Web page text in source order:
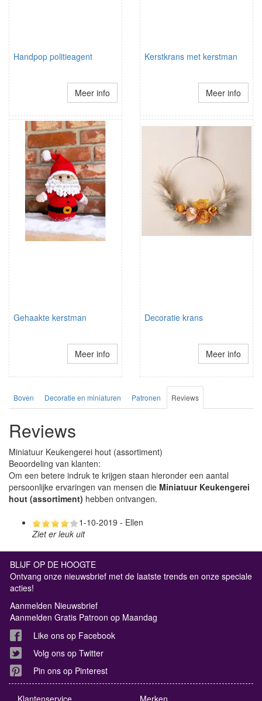
Handpop politieagent
Meer info
Kerstkrans met kerstman
Meer info
Gehaakte kerstman
Meer info
Decoratie krans
Meer info
Boven Decoratie en miniaturen Patronen Reviews
Reviews
Miniatuur Keukengerei hout (assortiment)
Beoordeling van klanten:
Om een betere indruk te krijgen staan hieronder een aantal
persoonlijke ervaringen van mensen die Miniatuur Keukengerei
hout (assortiment) hebben ontvangen.
1-10-2019 - Ellen
Ziet er leuk uit
BLIJF OP DE HOOGTE
Ontvang onze nieuwsbrief met de laatste trends en onze speciale
acties!
Aanmelden Nieuwsbrief
Aanmelden Gratis Patroon op Maandag
Like ons op Facebook
Volg ons op Twitter
Pin ons op Pinterest
Klantenservice Merken